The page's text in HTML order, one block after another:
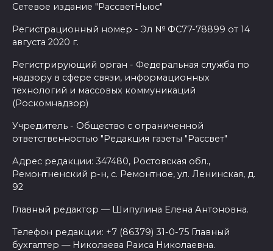
Сетевое издание "РассветНьюс"
Регистрационный номер - Эл № ФС77-78899 от 14
августа 2020 г.
Регистрирующий орган - Федеральная служба по
надзору в сфере связи, информационных
технологий и массовых коммуникаций
(Роскомнадзор)
Учредитель - Общество с ограниченной
ответственностью "Редакция газеты "Рассвет"
Адрес редакции: 347480, Ростовская обл.,
Ремонтненский р-н, с. Ремонтное, ул. Ленинская, д.
92
Главный редактор — Шипулина Елена Антоновна.
Телефон редакции: +7 (86379) 31-0-75 Главный
бухгалтер — Николаева Раиса Николаевна.